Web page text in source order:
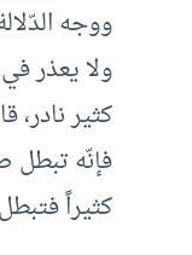
ووجه
ولا يعذر
كثير نادر،
فإنّه تبطل
كثيراً